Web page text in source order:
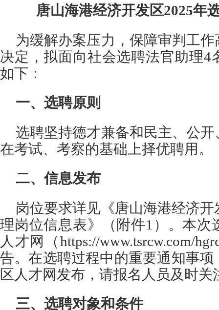
唐山海港经济开发区2025年
为缓解办案压力，保障审判工
决定，拟面向社会选聘法官助理4
如下：
一、选聘原则
选聘坚持德才兼备和民主、公
在考试、考察的基础上择优聘用。
二、信息发布
岗位要求详见《唐山海港经济
理岗位信息表》（附件1）。本次
人才网（https://www.tsrcw.com/
告。在选聘过程中的重要通知事
区人才网发布，请报名人员及时关
三、选聘对象和条件